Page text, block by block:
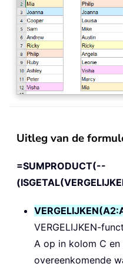
Uitleg van de
=SUMPRODUCT(--
VERGELIJKEN-
A op in kolom C
overeenkomende